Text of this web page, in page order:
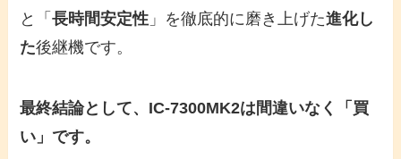
と「長時間安定性 」を徹底的に磨き上げた進化し
た後継機です。
最終結論として、IC-7300MK2は間違いなく「買
い」です。